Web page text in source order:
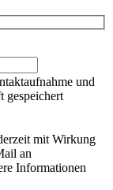
und
gespeichert
mit Wirkung
an
Informationen